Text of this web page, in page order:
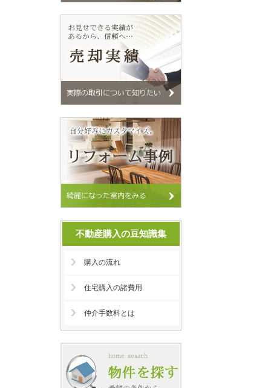
不動産購入の豆知識集
購入の流れ
住宅購入の諸費用
仲介手数料とは